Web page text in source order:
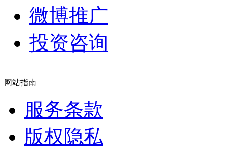
微博推广
投资咨询
网站指南
服务条款
版权隐私